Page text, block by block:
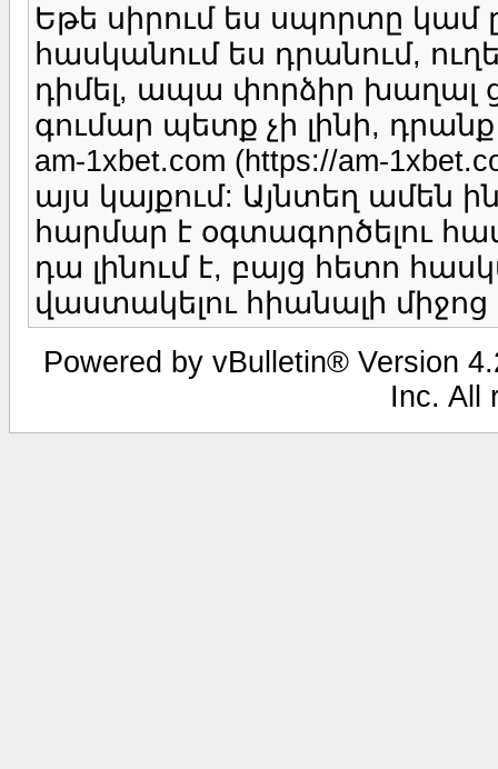
Եթե սիրում ես սպորտը
հասկանում ես դրանում,
դիմել, ապա փորձիր խաղալ
գումար պետք չի լինի,
am-1xbet.com (https://am-
այս կայքում: Այնտեղ ամեն
հարմար է օգտագործելու
դա լինում է, բայց հետո
վաստակելու հիանալի միջոց
Powered by vBulletin® Version
Inc. All